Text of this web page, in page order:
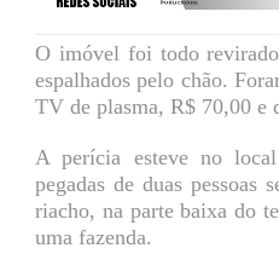
O imóvel foi todo
espalhados pelo chão.
TV de plasma, R$ 70,00 e
A perícia esteve no
pegadas de duas pessoas
riacho, na parte baixa do
uma fazenda.